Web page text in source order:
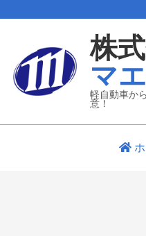
株
マ
軽自動車か
意！